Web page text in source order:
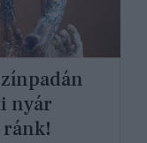
nyár
ránk!